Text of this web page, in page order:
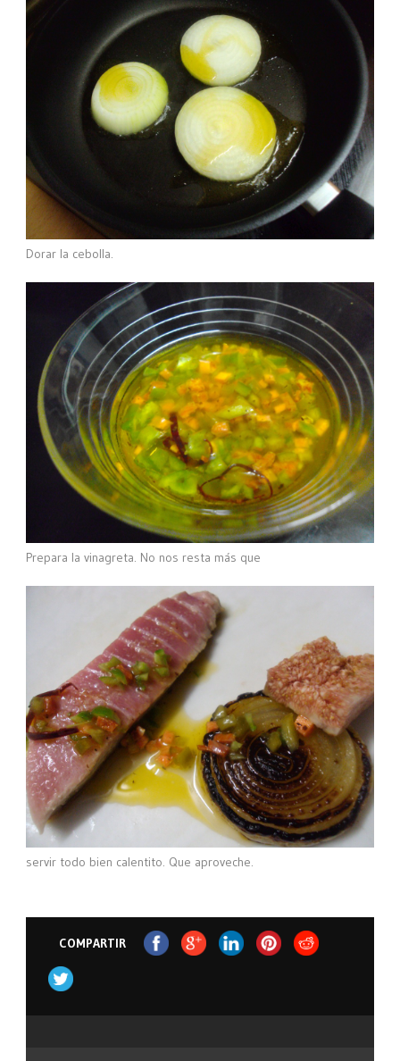
Dorar la cebolla.
Prepara la vinagreta. No nos resta más que
servir todo bien calentito. Que aproveche.
COMPARTIR